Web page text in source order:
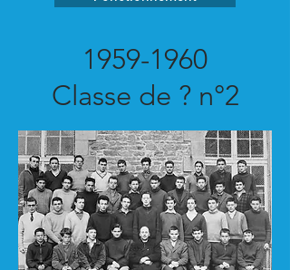
1959-1960
Classe de ? n°2